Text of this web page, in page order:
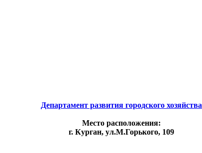
Департамент развития городского хозяйства
Место расположения:
г. Курган, ул.М.Горького, 109